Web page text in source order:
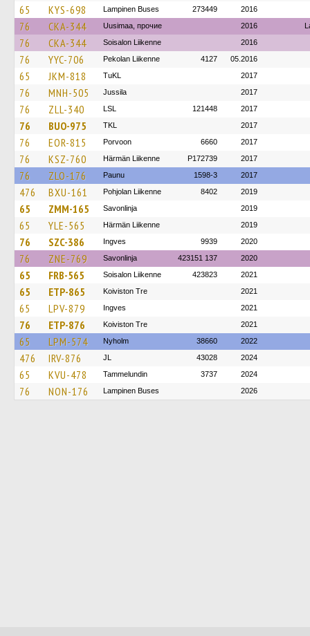
65 KYS-698 Lampinen Buses 273449 2016
76 CKA-344 Uusimaa, прочие 2016
76 CKA-344 Soisalon Liikenne 2016
76 YYC-706 Pekolan Liikenne 4127 05.2016
65 JKM-818 TuKL 2017
76 MNH-505 Jussila 2017
76 ZLL-340 LSL 121448 2017
76 BUO-975 TKL 2017
76 EOR-815 Porvoon 6660 2017
76 KSZ-760 Härmän Liikenne P172739 2017
76 ZLO-176 Paunu 1598-3 2017
476 BXU-161 Pohjolan Liikenne 8402 2019
65 ZMM-165 Savonlinja 2019
65 YLE-565 Härmän Liikenne 2019
76 SZC-386 Ingves 9939 2020
76 ZNE-769 Savonlinja 423151 137 2020
65 FRB-565 Soisalon Liikenne 423823 2021
65 ETP-865 Koiviston Tre 2021
65 LPV-879 Ingves 2021
76 ETP-876 Koiviston Tre 2021
65 LPM-574 Nyholm 38660 2022
476 IRV-876 JL 43028 2024
65 KVU-478 Tammelundin 3737 2024
76 NON-176 Lampinen Buses 2026